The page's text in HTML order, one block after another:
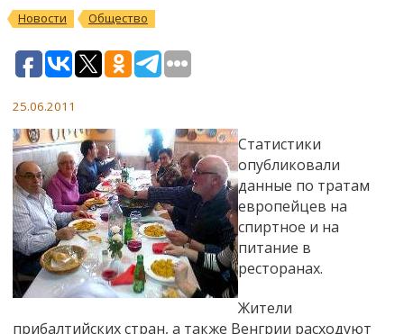
Новости Общество
25.06.2011
Статистики
опубликовали
данные по тратам
европейцев на
спиртное и на
питание в
ресторанах.
Жители
прибалтийских стран, а также Венгрии расходуют